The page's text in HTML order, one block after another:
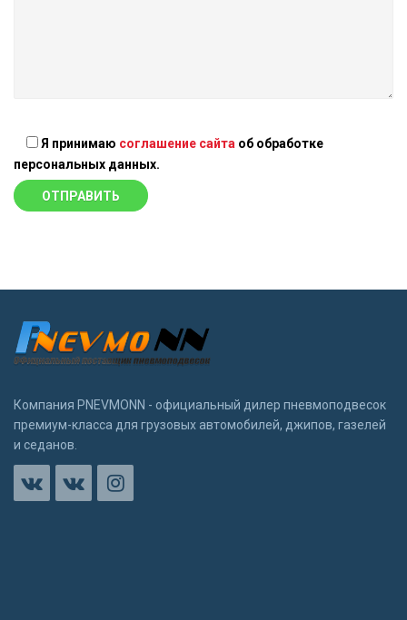
Я принимаю соглашение сайта об обработке
персональных данных.
Компания PNEVMONN - официальный дилер пневмоподвесок
премиум-класса для грузовых автомобилей, джипов, газелей
и седанов.